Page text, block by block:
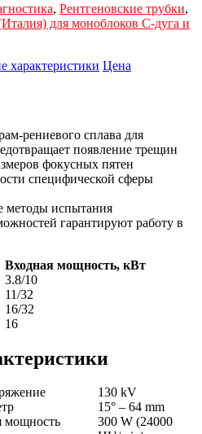
, Рентгеновские трубки,
для моноблоков С-дуга и
характеристики Цена
рениевого сплава для
появление трещин
фокусных пятен
специфической сферы
методы испытания
гарантируют работу в
Входная мощность, кВт
3.8/10
11/32
16/32
16
130 kV
15° – 64 mm
мощность
300 W (24000